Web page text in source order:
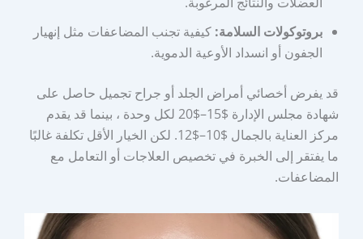
بروتوكولات السلامة: كيفية تجنب المضاعفات مثل إنهيار
الجفون أو انسداد الأوعية الدموية.
قد يفرض أخصائي أمراض الجلد أو جراح تجميل حاصل على
شهادة مجلس الإدارة $15–$20 لكل وحدة ، بينما قد يقدم
مركز العناية بالجمال $10–$12. لكن الخيار الأقل تكلفة غالبًا
ما يفتقر إلى الخبرة في تخصيص العلاجات أو التعامل مع
المضاعفات.